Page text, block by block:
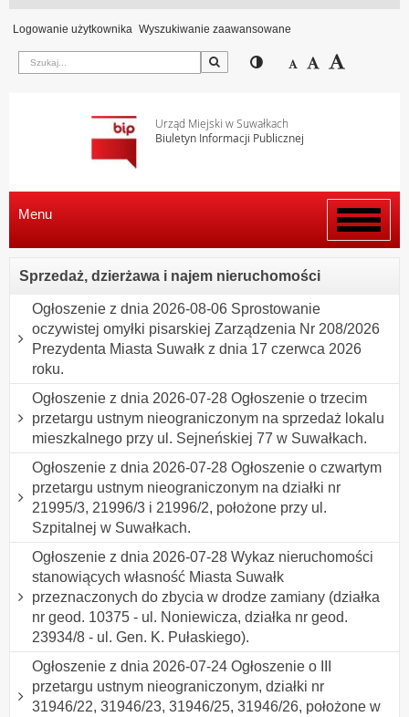
Logowanie użytkownika Wyszukiwanie zaawansowane
Szukaj Przełącz pomiędzy
Zmniejsz
Domyślny
Urząd Miejski w Suwałkach
Biuletyn Informacji Publicznej
Włącz
menu
Menu
Sprzedaż, dzierżawa i najem nieruchomości
Ogłoszenie z dnia 2026-08-06 Sprostowanie
oczywistej omyłki pisarskiej Zarządzenia Nr 208/2026
Prezydenta Miasta Suwałk z dnia 17 czerwca 2026
roku.
Ogłoszenie z dnia 2026-07-28 Ogłoszenie o trzecim
przetargu ustnym nieograniczonym na sprzedaż lokalu
mieszkalnego przy ul. Sejneńskiej 77 w Suwałkach.
Ogłoszenie z dnia 2026-07-28 Ogłoszenie o czwartym
przetargu ustnym nieograniczonym na działki nr
21995/3, 21996/3 i 21996/2, położone przy ul.
Szpitalnej w Suwałkach.
Ogłoszenie z dnia 2026-07-28 Wykaz nieruchomości
stanowiących własność Miasta Suwałk
przeznaczonych do zbycia w drodze zamiany (działka
nr geod. 10375 - ul. Noniewicza, działka nr geod.
23934/8 - ul. Gen. K. Pułaskiego).
Ogłoszenie z dnia 2026-07-24 Ogłoszenie o III
przetargu ustnym nieograniczonym, działki nr
31946/22, 31946/23, 31946/25, 31946/26, położone w